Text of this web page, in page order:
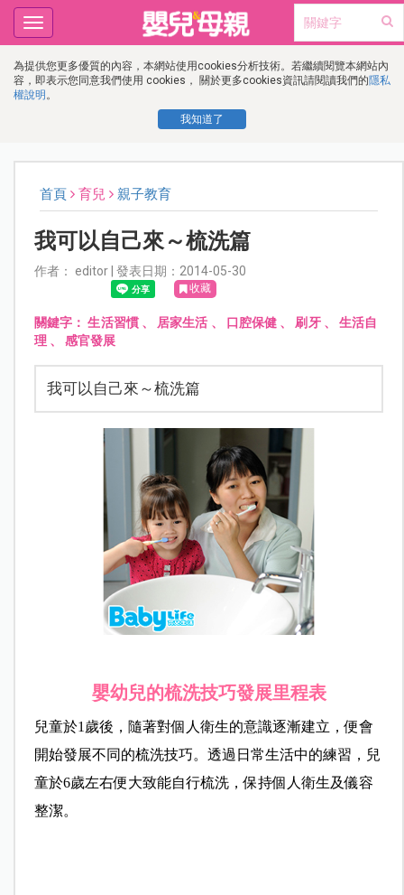
為提供您更多優質的內容，本網站使用cookies分析技術。若繼續閱覽本網站內
容，即表示您同意我們使用 cookies， 關於更多cookies資訊請閱讀我們的隱私
權說明 。
我知道了
Toggle
navigation
首頁 育兒 親子教育
我可以自己來～梳洗篇
作者： editor | 發表日期：2014-05-30
收藏
關鍵字：生活習慣、 居家生活 、 口腔保健 、 刷牙、 生活自
理、 感官發展
我可以自己來～梳洗篇
嬰幼兒的梳洗技巧發展里程表
兒童於1歲後，隨著對個人衛生的意識逐漸建立，便會
開始發展不同的梳洗技巧。透過日常生活中的練習，兒
童於6歲左右便大致能自行梳洗，保持個人衛生及儀容
整潔。